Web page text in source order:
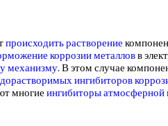
происходить растворение
коррозии металловв
механизму. В этом случае
ингибиторов
многие ингибиторы атмосферной